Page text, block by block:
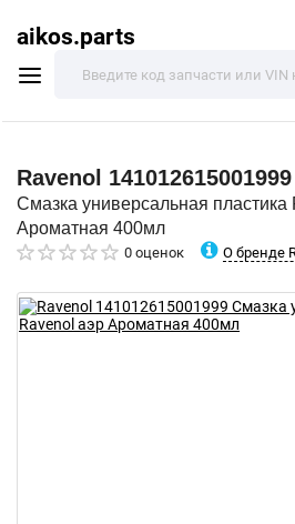
aikos.parts
Ravenol 141012615001999
Смазка универсальная пластика
Ароматная 400мл
0 оценок О бренде